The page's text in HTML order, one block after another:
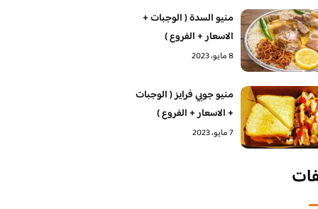
منيو السدة ( الوجبات +
الاسعار + الفروع )
8 مايو، 2023
منيو جوبي فرايز ( الوجبات
+ الاسعار + الفروع )
7 مايو، 2023